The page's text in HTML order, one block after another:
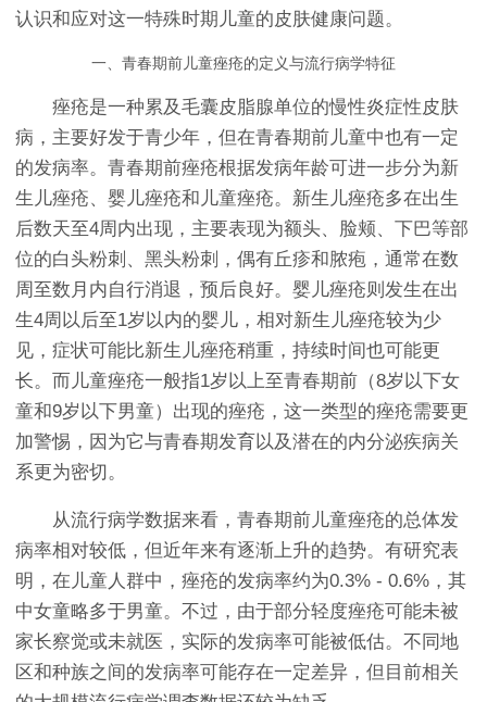
认识和应对这一特殊时期儿童的皮肤健康问题。
一、青春期前儿童痤疮的定义与流行病学特征
痤疮是一种累及毛囊皮脂腺单位的慢性炎症性皮肤
病，主要好发于青少年，但在青春期前儿童中也有一定
的发病率。青春期前痤疮根据发病年龄可进一步分为新
生儿痤疮、婴儿痤疮和儿童痤疮。新生儿痤疮多在出生
后数天至4周内出现，主要表现为额头、脸颊、下巴等部
位的白头粉刺、黑头粉刺，偶有丘疹和脓疱，通常在数
周至数月内自行消退，预后良好。婴儿痤疮则发生在出
生4周以后至1岁以内的婴儿，相对新生儿痤疮较为少
见，症状可能比新生儿痤疮稍重，持续时间也可能更
长。而儿童痤疮一般指1岁以上至青春期前（8岁以下女
童和9岁以下男童）出现的痤疮，这一类型的痤疮需要更
加警惕，因为它与青春期发育以及潜在的内分泌疾病关
系更为密切。
从流行病学数据来看，青春期前儿童痤疮的总体发
病率相对较低，但近年来有逐渐上升的趋势。有研究表
明，在儿童人群中，痤疮的发病率约为0.3% - 0.6%，其
中女童略多于男童。不过，由于部分轻度痤疮可能未被
家长察觉或未就医，实际的发病率可能被低估。不同地
区和种族之间的发病率可能存在一定差异，但目前相关